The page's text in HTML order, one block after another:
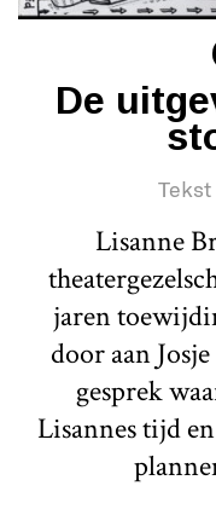
De
Tekst
Lisanne
jaren
door aan
gesprek
Lisannes tijd